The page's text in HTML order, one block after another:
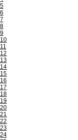
5
6
7
8
9
10
11
12
13
14
15
16
17
18
19
20
21
22
23
24